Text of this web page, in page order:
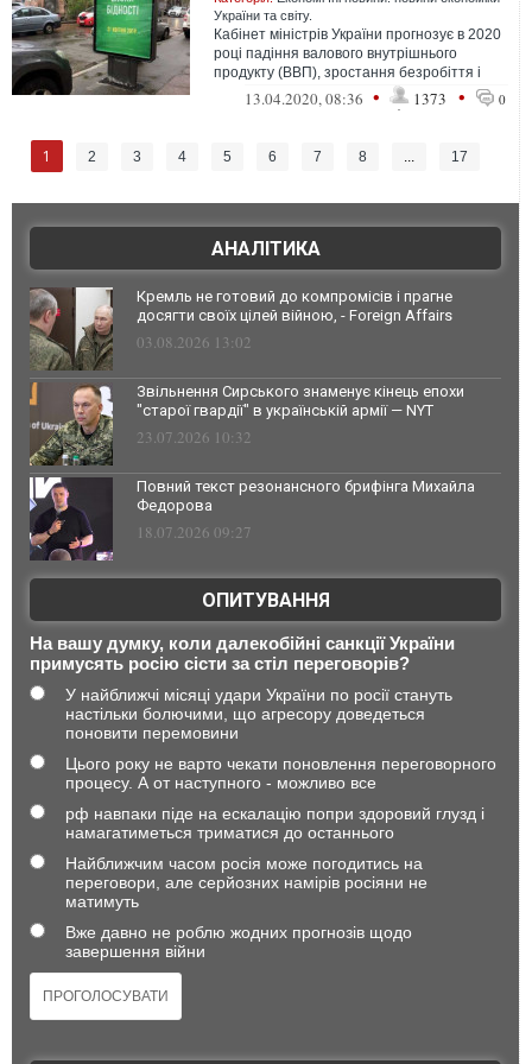
України та світу.
Кабінет міністрів України прогнозує в 2020
році падіння валового внутрішнього
продукту (ВВП), зростання безробіття і
девальвацію гривні.
13.04.2020, 08:36 • 1373 • 0
1 2 3 4 5 6 7 8 ... 17
АНАЛІТИКА
Кремль не готовий до компромісів і прагне
досягти своїх цілей війною, - Foreign Affairs
03.08.2026 13:02
Звільнення Сирського знаменує кінець епохи
"старої гвардії" в українській армії — NYT
23.07.2026 10:32
Повний текст резонансного брифінга Михайла
Федорова
18.07.2026 09:27
ОПИТУВАННЯ
На вашу думку, коли далекобійні санкції України
примусять росію сісти за стіл переговорів?
У найближчі місяці удари України по росії стануть
настільки болючими, що агресору доведеться
поновити перемовини
Цього року не варто чекати поновлення переговорного
процесу. А от наступного - можливо все
рф навпаки піде на ескалацію попри здоровий глузд і
намагатиметься триматися до останнього
Найближчим часом росія може погодитись на
переговори, але серйозних намірів росіяни не
матимуть
Вже давно не роблю жодних прогнозів щодо
завершення війни